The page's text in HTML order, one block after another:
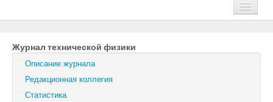
Журнал технической физики
Письма в Журнал технической физики
Физика твердого тела
Журнал технической физики
Описание журнала
Редакционная коллегия
Статистика